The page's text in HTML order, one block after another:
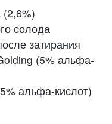
(2,6%)
солода
затирания
(5% альфа-
альфа-кислот)